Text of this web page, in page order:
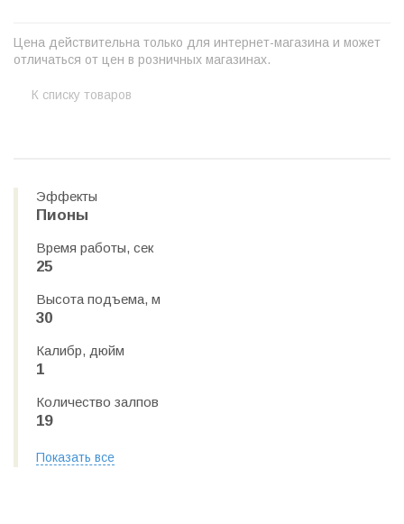
Цена действительна только для интернет-магазина и может
отличаться от цен в розничных магазинах.
К списку товаров
Эффекты
Пионы
Время работы, сек
25
Высота подъема, м
30
Калибр, дюйм
1
Количество залпов
19
Показать все